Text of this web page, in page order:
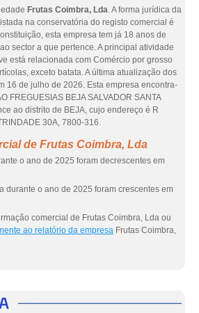
Frutas Coimbra, Lda. A forma jurídica da
na conservatória do registo comercial é
esta empresa tem já 18 anos de
sector a que pertence. A principal atividade
está relacionada com Comércio por grosso
exceto batata. A última atualização dos
16 de julho de 2026. Esta empresa encontra-
FREGUESIAS BEJA SALVADOR SANTA
ao distrito de BEJA, cujo endereço é R
30A, 7800-316.
de Frutas Coimbra, Lda
o ano de 2025 foram decrescentes em
durante o ano de 2025 foram crescentes em
comercial de Frutas Coimbra, Lda ou
ao relatório da empresa Frutas Coimbra,